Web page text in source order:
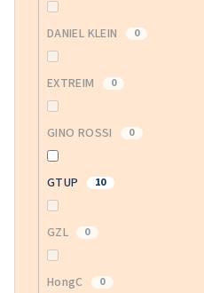
DANIEL KLEIN 0
EXTREIM 0
GINO ROSSI 0
GTUP 10
GZL 0
HongC 0